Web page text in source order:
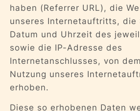
haben (Referrer URL), die
unseres Internetauftritts, die
Datum und Uhrzeit des
sowie die IP-Adresse des
Internetanschlusses, von
Nutzung unseres
erhoben.
Diese so erhobenen Daten